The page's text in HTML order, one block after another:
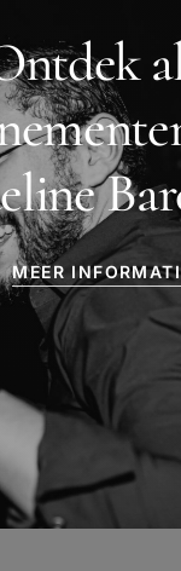
MEER